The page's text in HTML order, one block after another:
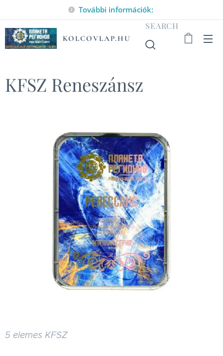
További információk:
KOLCOVLAP.HU
SEARCH
KFSZ Reneszánsz
5 elemes KFSZ